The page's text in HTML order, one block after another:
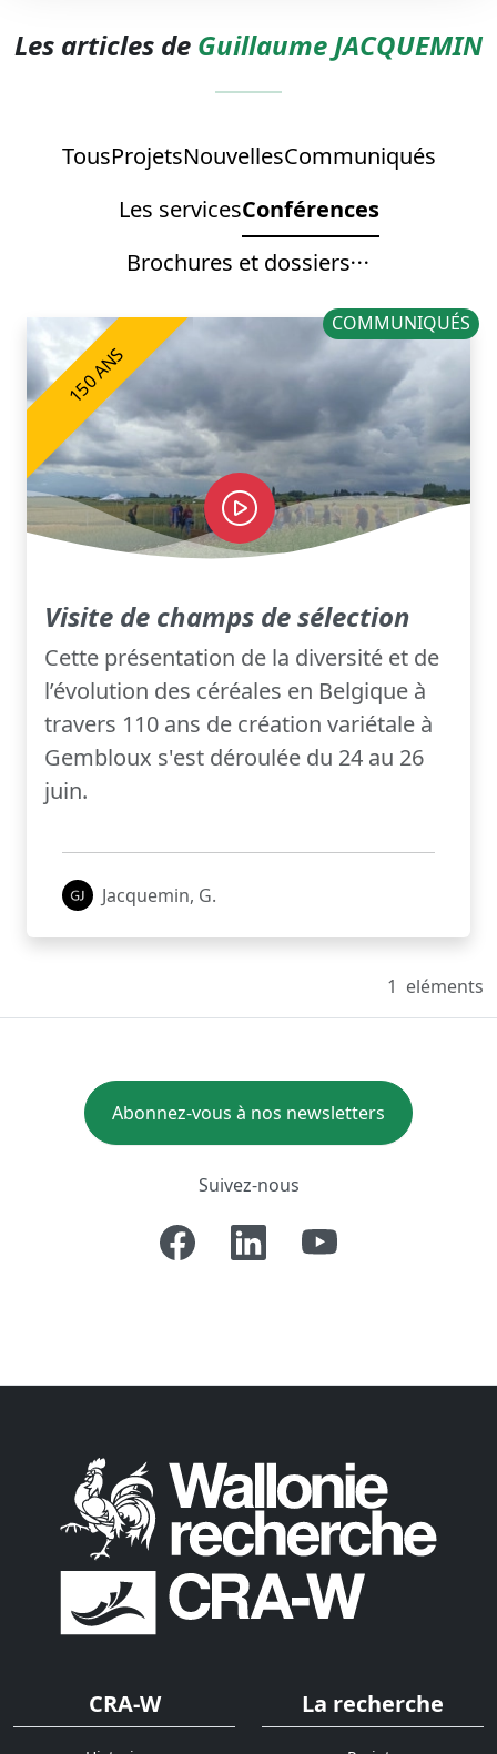
Les articles de Guillaume JACQUEMIN
TousProjetsNouvellesCommuniqués
Les servicesConférences
Brochures et dossiers
150 ANS
COMMUNIQUÉS
Visite de champs de sélection
Cette présentation de la diversité et de
l’évolution des céréales en Belgique à
travers 110 ans de création variétale à
Gembloux s'est déroulée du 24 au 26
juin.
Jacquemin, G.
1 eléments
Abonnez-vous à nos newsletters
Suivez-nous
CRA-W La recherche